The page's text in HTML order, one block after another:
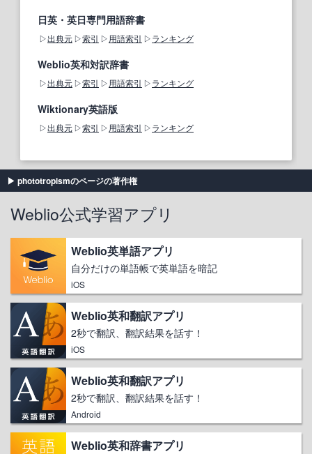
日英・英日専門用語辞書
出典元 索引 用語索引 ランキング
Weblio英和対訳辞書
出典元 索引 用語索引 ランキング
Wiktionary英語版
出典元 索引 用語索引 ランキング
phototropismのページの著作権
Weblio公式学習アプリ
Weblio英単語アプリ
自分だけの単語帳で英単語を暗記
iOS
Weblio英和翻訳アプリ
2秒で翻訳、翻訳結果を話す！
iOS
Weblio英和翻訳アプリ
2秒で翻訳、翻訳結果を話す！
Android
Weblio英和辞書アプリ